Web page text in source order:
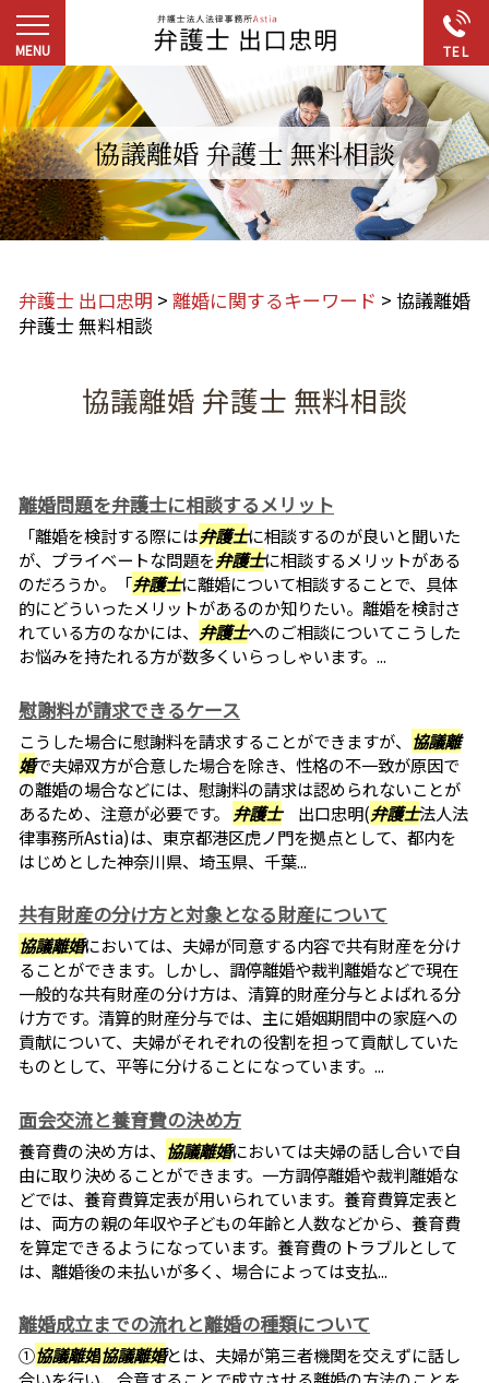
協議離婚 弁護士 無料相談
弁護士 出口忠明 > 離婚に関するキーワード > 協議離婚
弁護士 無料相談
協議離婚 弁護士 無料相談
離婚問題を弁護士に相談するメリット
「離婚を検討する際には弁護士に相談するのが良いと聞いた
が、プライベートな問題を弁護士に相談するメリットがある
のだろうか。「弁護士に離婚について相談することで、具体
的にどういったメリットがあるのか知りたい。離婚を検討さ
れている方のなかには、 弁護士へのご相談についてこうした
お悩みを持たれる方が数多くいらっしゃいます。...
慰謝料が請求できるケース
こうした場合に慰謝料を請求することができますが、 協議離
婚で夫婦双方が合意した場合を除き、性格の不一致が原因で
の離婚の場合などには、慰謝料の請求は認められないことが
あるため、注意が必要です。 弁護士出口忠明(弁護士法人法
律事務所Astia)は、東京都港区虎ノ門を拠点として、都内を
はじめとした神奈川県、埼玉県、千葉...
共有財産の分け方と対象となる財産について
協議離婚においては、夫婦が同意する内容で共有財産を分け
ることができます。しかし、調停離婚や裁判離婚などで現在
一般的な共有財産の分け方は、清算的財産分与とよばれる分
け方です。清算的財産分与では、主に婚姻期間中の家庭への
貢献について、夫婦がそれぞれの役割を担って貢献していた
ものとして、平等に分けることになっています。...
面会交流と養育費の決め方
養育費の決め方は、 協議離婚においては夫婦の話し合いで自
由に取り決めることができます。一方調停離婚や裁判離婚な
どでは、養育費算定表が用いられています。養育費算定表と
は、両方の親の年収や子どもの年齢と人数などから、養育費
を算定できるようになっています。養育費のトラブルとして
は、離婚後の未払いが多く、場合によっては支払...
離婚成立までの流れと離婚の種類について
①協議離婚協議離婚とは、夫婦が第三者機関を交えずに話し